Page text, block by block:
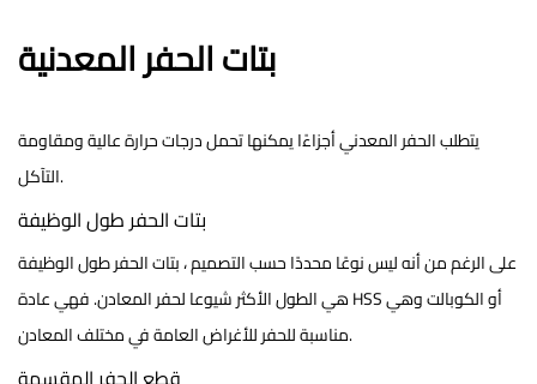
بتات الحفر المعدنية
يتطلب الحفر المعدني أجزاءًا يمكنها تحمل درجات حرارة عالية ومقاومة
التآكل.
بتات الحفر طول الوظيفة
على الرغم من أنه ليس نوعًا محددًا حسب التصميم ،بتات الحفر طول الوظيفة
هي الطول الأكثر شيوعا لحفر المعادن. فهي عادة HSS أو الكوبالت وهي
مناسبة للحفر للأغراض العامة في مختلف المعادن.